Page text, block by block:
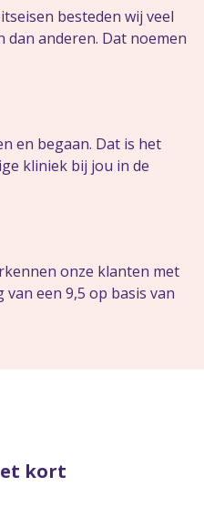
besteden wij veel
dan anderen. Dat noemen
en begaan. Dat is het
kliniek bij jou in de
onze klanten met
een 9,5 op basis van
kort